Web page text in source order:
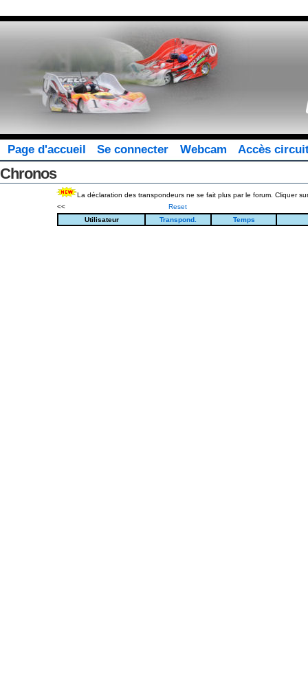
Page d'accueil Se connecter Webcam Accès
Chronos
La déclaration des transpondeurs ne se fait plus par le forum. Cliquer
<<
Reset
Utilisateur
Transpond. Temps